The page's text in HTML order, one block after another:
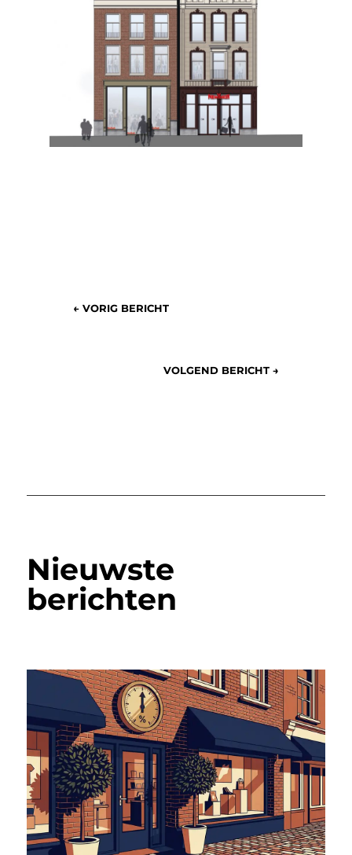
← VORIG BERICHT
VOLGEND BERICHT →
Nieuwste
berichten